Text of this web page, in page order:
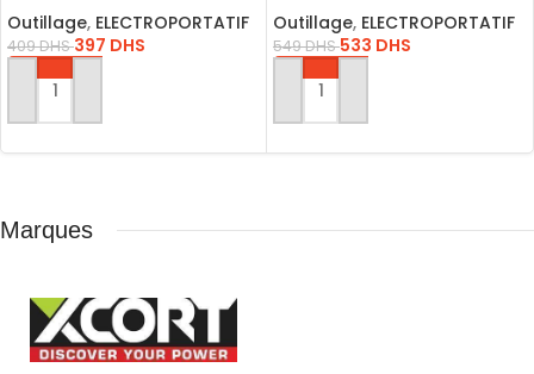
Outillage, ELECTROPORTATIF
409DHS 397 DHS
AJOUTER AU PANIER
Outillage, ELECTROPORTATIF
549DHS 533 DHS
AJOUTER AU PANIER
Marques